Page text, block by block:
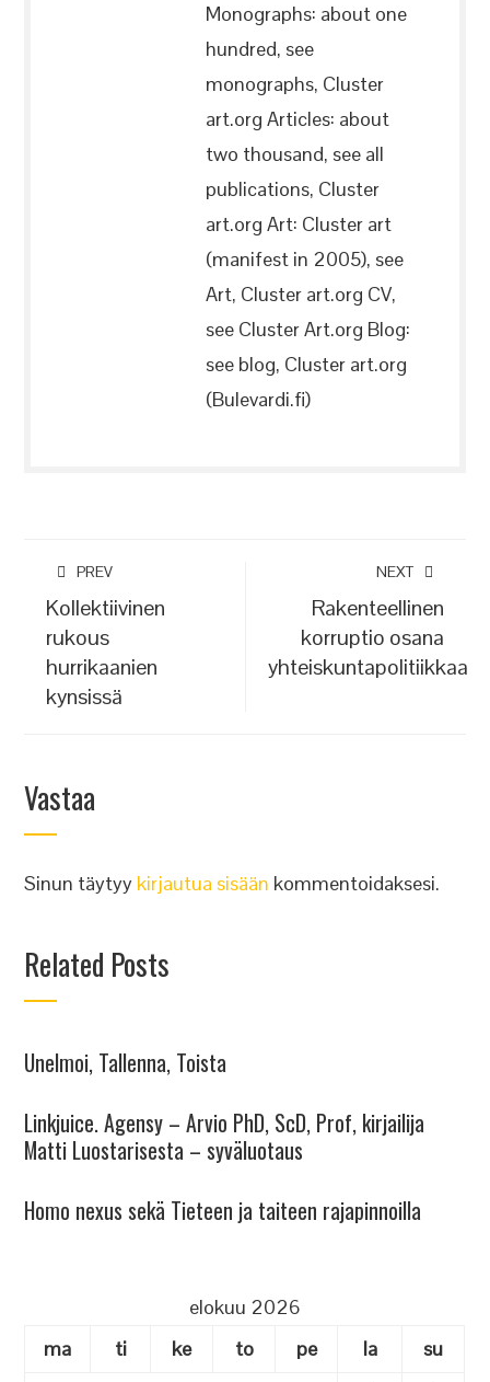
Monographs: about one
hundred, see
monographs, Cluster
art.org Articles: about
two thousand, see all
publications, Cluster
art.org Art: Cluster art
(manifest in 2005), see
Art, Cluster art.org CV,
see Cluster Art.org Blog:
see blog, Cluster art.org
(Bulevardi.fi)
PREV
Kollektiivinen
rukous
hurrikaanien
kynsissä
NEXT
Rakenteellinen
korruptio osana
yhteiskuntapolitiikkaa
Vastaa
Sinun täytyy kirjautua sisään kommentoidaksesi.
Related Posts
Unelmoi, Tallenna, Toista
Linkjuice. Agensy – Arvio PhD, ScD, Prof, kirjailija
Matti Luostarisesta – syväluotaus
Homo nexus sekä Tieteen ja taiteen rajapinnoilla
elokuu 2026
ma
ti ke to pe la
su